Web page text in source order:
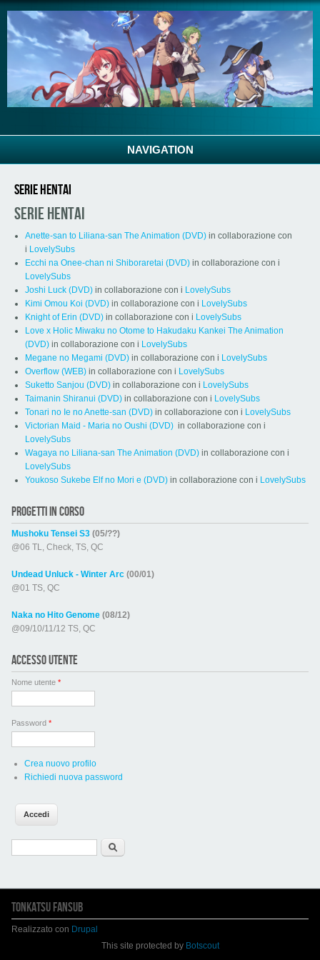
NAVIGATION
Serie Hentai
Serie Hentai
Anette-san to Liliana-san The Animation (DVD) in collaborazione con
i LovelySubs
Ecchi na Onee-chan ni Shiboraretai (DVD) in collaborazione con i
LovelySubs
Joshi Luck (DVD) in collaborazione con i LovelySubs
Kimi Omou Koi (DVD) in collaborazione con i LovelySubs
Knight of Erin (DVD) in collaborazione con i LovelySubs
Love x Holic Miwaku no Otome to Hakudaku Kankei The Animation
(DVD) in collaborazione con i LovelySubs
Megane no Megami (DVD) in collaborazione con i LovelySubs
Overflow (WEB) in collaborazione con i LovelySubs
Suketto Sanjou (DVD) in collaborazione con i LovelySubs
Taimanin Shiranui (DVD) in collaborazione con i LovelySubs
Tonari no Ie no Anette-san (DVD) in collaborazione con i LovelySubs
Victorian Maid - Maria no Oushi (DVD) in collaborazione con i
LovelySubs
Wagaya no Liliana-san The Animation (DVD) in collaborazione con i
LovelySubs
Youkoso Sukebe Elf no Mori e (DVD) in collaborazione con i LovelySubs
PROGETTI IN CORSO
Mushoku Tensei S3(05/??)
@06 TL, Check, TS, QC
Undead Unluck - Winter Arc (00/01)
@01 TS, QC
Naka no Hito Genome (08/12)
@09/10/11/12 TS, QC
ACCESSO UTENTE
Nome utente *
Password *
Crea nuovo profilo
Richiedi nuova password
Form di ricerca
TONKATSU FANSUB
Realizzato con Drupal
This site protected by Botscout